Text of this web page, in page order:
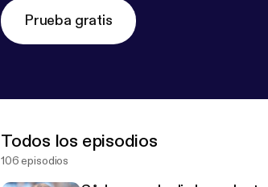
Prueba gratis
Todos los episodios
106 episodios